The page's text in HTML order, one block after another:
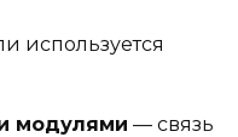
используется
модулями — связь